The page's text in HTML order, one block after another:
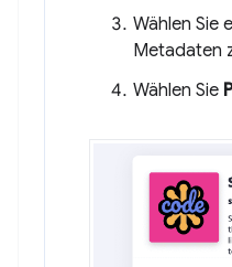
Wählen Sie
Metadaten
Wählen Sie